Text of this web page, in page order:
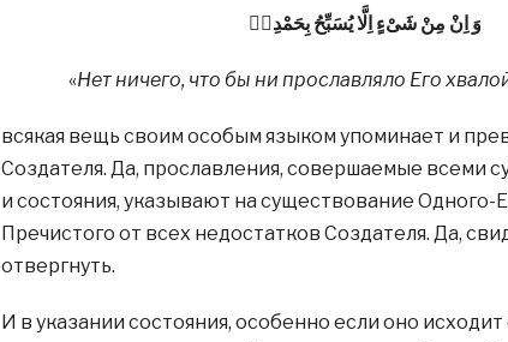
«Нет ничего, что бы ни прославляло Его
всякая вещь своим особым языком упоминает и
Создателя. Да, прославления, совершаемые всеми
и состояния, указывают на существование Одного-
Пречистого от всех недостатков Создателя. Да,
отвергнуть.
И в указании состояния, особенно если оно